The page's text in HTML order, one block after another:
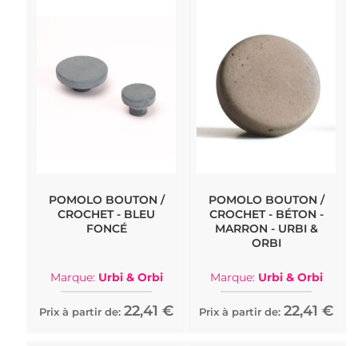
POMOLO BOUTON /
CROCHET - BLEU
FONCÉ
Marque: Urbi & Orbi
Prix à partir de: 22,41 €
POMOLO BOUTON /
CROCHET - BÉTON -
MARRON - URBI &
ORBI
Marque: Urbi & Orbi
Prix à partir de: 22,41 €